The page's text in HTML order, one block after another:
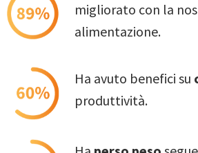
migliorato con la
alimentazione.
Ha avuto benefici su
produttività.